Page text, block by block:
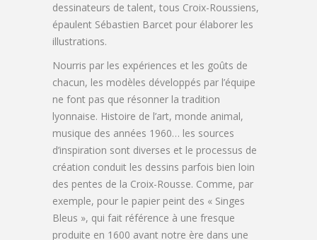
dessinateurs de talent, tous Croix-Roussiens,
épaulent Sébastien Barcet pour élaborer les
illustrations.
Nourris par les expériences et les goûts de
chacun, les modèles développés par l’équipe
ne font pas que résonner la tradition
lyonnaise. Histoire de l’art, monde animal,
musique des années 1960… les sources
d’inspiration sont diverses et le processus de
création conduit les dessins parfois bien loin
des pentes de la Croix-Rousse. Comme, par
exemple, pour le papier peint des « Singes
Bleus », qui fait référence à une fresque
produite en 1600 avant notre ère dans une